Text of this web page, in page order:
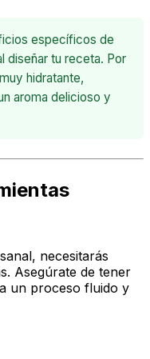
específicos de
diseñar tu receta. Por
hidratante,
aroma delicioso y
necesitarás
Asegúrate de tener
un proceso fluido y